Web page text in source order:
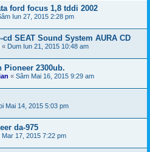
ford focus 1,8 tddi 2002
Iun 27, 2015 2:28 pm
SEAT Sound System AURA CD
« Dum Iun 21, 2015 10:48 am
2300ub.
« Sâm Mai 16, 2015 9:29 am
Mai 14, 2015 5:03 pm
da-975
Mar 17, 2015 7:22 pm